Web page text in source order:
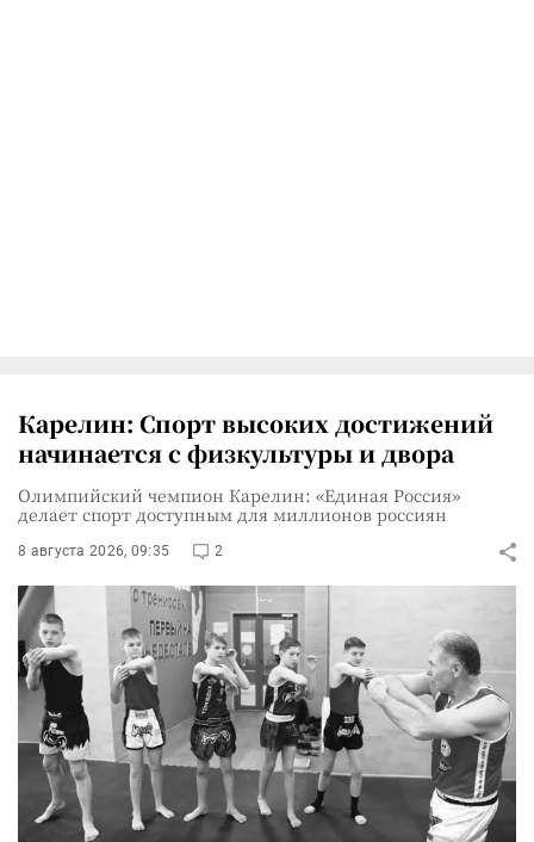
Карелин: Спорт высоких достижений
начинается с физкультуры и двора
Олимпийский чемпион Карелин: «Единая Россия»
делает спорт доступным для миллионов россиян
8 августа 2026, 09:35 2